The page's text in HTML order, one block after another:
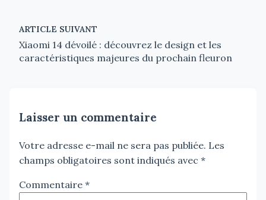
ARTICLE SUIVANT
Xiaomi 14 dévoilé : découvrez le design et les
caractéristiques majeures du prochain fleuron
Laisser un commentaire
Votre adresse e-mail ne sera pas publiée. Les
champs obligatoires sont indiqués avec *
Commentaire *